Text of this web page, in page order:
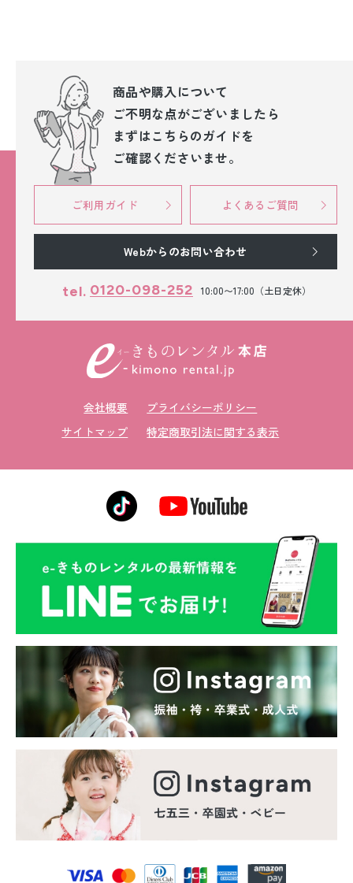
商品や購入について
ご不明な点がございましたら
まずはこちらのガイドを
ご確認くださいませ。
ご利用ガイド よくあるご質問
Webからのお問い合わせ
tel. 0120-098-252 10:00〜17:00（土日定休）
会社概要
プライバシーポリシー
サイトマップ
特定商取引法に関する表示